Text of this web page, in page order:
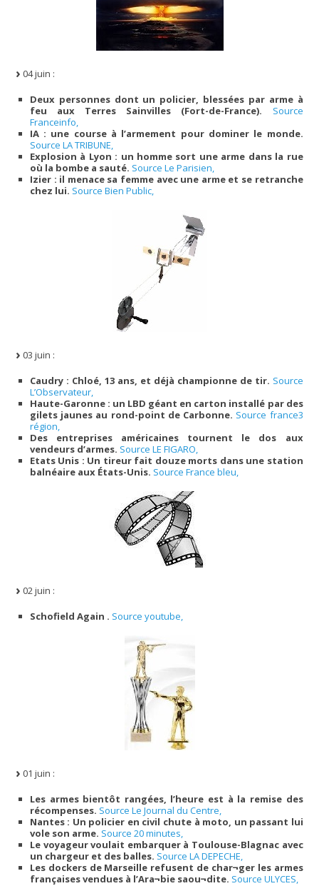
04 juin :
Deux personnes dont un policier, blessées par arme à
feu aux Terres Sainvilles (Fort-de-France). Source
Franceinfo,
IA : une course à l’armement pour dominer le monde.
Source LA TRIBUNE,
Explosion à Lyon : un homme sort une arme dans la rue
où la bombe a sauté. Source Le Parisien,
Izier : il menace sa femme avec une arme et se retranche
chez lui. Source Bien Public,
03 juin :
Caudry : Chloé, 13 ans, et déjà championne de tir. Source
L’Observateur,
Haute-Garonne : un LBD géant en carton installé par des
gilets jaunes au rond-point de Carbonne. Source france3
région,
Des entreprises américaines tournent le dos aux
vendeurs d’armes. Source LE FIGARO,
Etats Unis : Un tireur fait douze morts dans une station
balnéaire aux États-Unis. Source France bleu,
02 juin :
Schofield Again . Source youtube,
01 juin :
Les armes bientôt rangées, l’heure est à la remise des
récompenses. Source Le Journal du Centre,
Nantes : Un policier en civil chute à moto, un passant lui
vole son arme. Source 20 minutes,
Le voyageur voulait embarquer à Toulouse-Blagnac avec
un chargeur et des balles. Source LA DEPECHE,
Les dockers de Marseille refusent de char¬ger les armes
françaises vendues à l’Ara¬bie saou¬dite. Source ULYCES,